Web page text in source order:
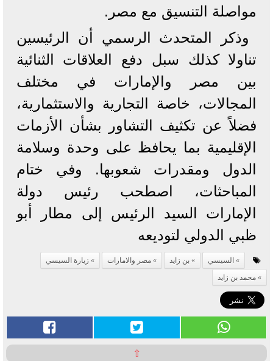
مواصلة التنسيق مع مصر.
وذكر المتحدث الرسمي أن الرئيسين
تناولا كذلك سبل دفع العلاقات الثنائية
بين مصر والإمارات في مختلف
المجالات، خاصة التجارية والاستثمارية،
فضلاً عن تكثيف التشاور بشأن الأزمات
الإقليمية بما يحافظ على وحدة وسلامة
الدول ومقدرات شعوبها. وفي ختام
المباحثات، اصطحب رئيس دولة
الإمارات السيد الرئيس إلى مطار أبو
ظبي الدولي لتوديعه
السيسي بن زايد مصر والامارات
زيارة السيسي
محمد بن زايد
⇧